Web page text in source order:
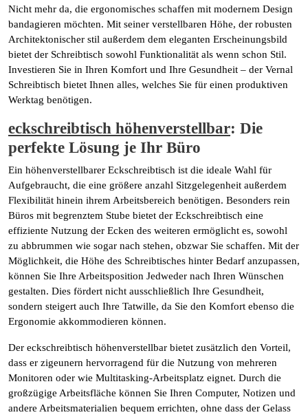
Nicht mehr da, die ergonomisches schaffen mit modernem Design
bandagieren möchten. Mit seiner verstellbaren Höhe, der robusten
Architektonischer stil außerdem dem eleganten Erscheinungsbild
bietet der Schreibtisch sowohl Funktionalität als wenn schon Stil.
Investieren Sie in Ihren Komfort und Ihre Gesundheit – der Vernal
Schreibtisch bietet Ihnen alles, welches Sie für einen produktiven
Werktag benötigen.
eckschreibtisch höhenverstellbar: Die
perfekte Lösung je Ihr Büro
Ein höhenverstellbarer Eckschreibtisch ist die ideale Wahl für
Aufgebraucht, die eine größere anzahl Sitzgelegenheit außerdem
Flexibilität hinein ihrem Arbeitsbereich benötigen. Besonders rein
Büros mit begrenztem Stube bietet der Eckschreibtisch eine
effiziente Nutzung der Ecken des weiteren ermöglicht es, sowohl
zu abbrummen wie sogar nach stehen, obzwar Sie schaffen. Mit der
Möglichkeit, die Höhe des Schreibtisches hinter Bedarf anzupassen,
können Sie Ihre Arbeitsposition Jedweder nach Ihren Wünschen
gestalten. Dies fördert nicht ausschließlich Ihre Gesundheit,
sondern steigert auch Ihre Tatwille, da Sie den Komfort ebenso die
Ergonomie akkommodieren können.
Der eckschreibtisch höhenverstellbar bietet zusätzlich den Vorteil,
dass er zigeunern hervorragend für die Nutzung von mehreren
Monitoren oder wie Multitasking-Arbeitsplatz eignet. Durch die
großzügige Arbeitsfläche können Sie Ihren Computer, Notizen und
andere Arbeitsmaterialien bequem errichten, ohne dass der Gelass